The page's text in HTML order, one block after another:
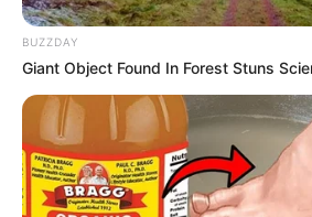
Qatar reyslərinin bərpasından sonra
artıb.
O da bildirilir ki, təminat altına
baqajlarının itirilməsi halı da daxildir.
sığortalı vətəndaş tibbi xidmətlərdən
hesabına istifadə edir və daha sonra
zaman həmin qəbzləri sığorta
BUZZDAY
Giant Object Found In Forest Stuns